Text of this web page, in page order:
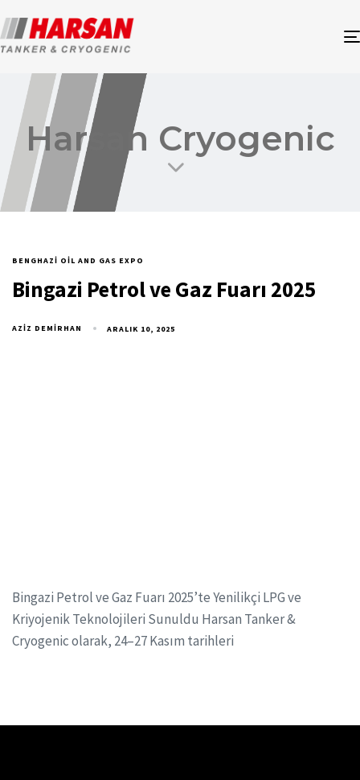
Harsan Cryogenic
BENGHAZI OIL AND GAS EXPO
Bingazi Petrol ve Gaz Fuarı 2025
AZIZ DEMIRHAN ARALIK 10, 2025
Bingazi Petrol ve Gaz Fuarı 2025’te Yenilikçi LPG ve
Kriyojenik Teknolojileri Sunuldu Harsan Tanker &
Cryogenic olarak, 24–27 Kasım tarihleri